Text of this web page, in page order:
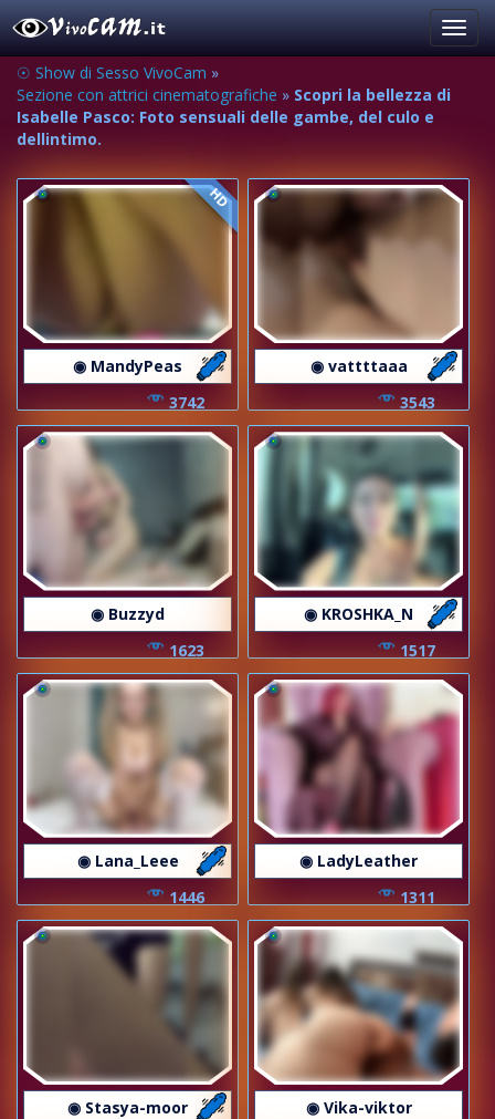
☉ Show di Sesso VivoCam »
Sezione con attrici cinematografiche » Scopri la bellezza di
Isabelle Pasco: Foto sensuali delle gambe, del culo e
dellintimo.
HD
◉ MandyPeas
3742
◉ vattttaaa
3543
◉ Buzzyd
1623
◉ KROSHKA_N
1517
◉ Lana_Leee
1446
◉ LadyLeather
1311
◉ Stasya-moor
◉ Vika-viktor